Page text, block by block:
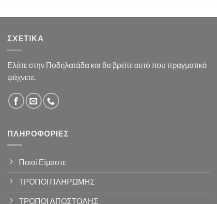
ΣΧΕΤΙΚΆ
Ελάτε στην Ποδηλατάδα και θα βρείτε αυτό που πραγματικά
ψάχνετε.
ΠΛΗΡΟΦΟΡΊΕΣ
Ποιοί Είμαστε
ΤΡΟΠΟΙ ΠΛΗΡΩΜΗΣ
ΤΡΟΠΟΙ ΑΠΟΣΤΟΛΗΣ